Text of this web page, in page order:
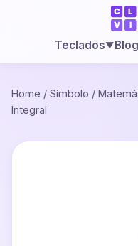
Teclados▼Blog
Home / Símbolo /
Integral